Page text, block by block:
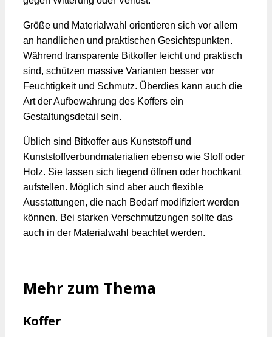
Größe und Materialwahl orientieren sich vor allem
an handlichen und praktischen Gesichtspunkten.
Während transparente Bitkoffer leicht und praktisch
sind, schützen massive Varianten besser vor
Feuchtigkeit und Schmutz. Überdies kann auch die
Art der Aufbewahrung des Koffers ein
Gestaltungsdetail sein.
Üblich sind Bitkoffer aus Kunststoff und
Kunststoffverbundmaterialien ebenso wie Stoff oder
Holz. Sie lassen sich liegend öffnen oder hochkant
aufstellen. Möglich sind aber auch flexible
Ausstattungen, die nach Bedarf modifiziert werden
können. Bei starken Verschmutzungen sollte das
auch in der Materialwahl beachtet werden.
Mehr zum Thema
Koffer